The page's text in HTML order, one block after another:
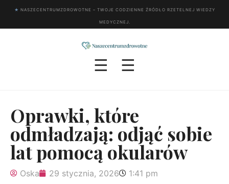
★ NASZECENTRUMZDROWOTNE – TWOJE CODZIENNE ŹRÓDŁO RZETELNEJ WIEDZY
MEDYCZNEJ.
☰ ☰
Oprawki, które
odmładzają: odjąć sobie
lat pomocą okularów
Oska 29 stycznia, 2026 1:41 pm